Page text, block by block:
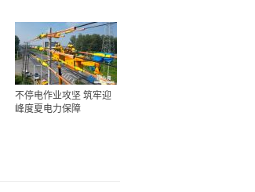
不停电作业攻坚 筑牢迎
峰度夏电力保障